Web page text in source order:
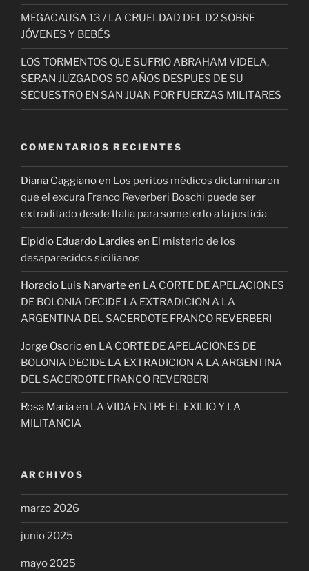
MEGACAUSA 13 / LA CRUELDAD DEL D2 SOBRE
JÓVENES Y BEBÉS
LOS TORMENTOS QUE SUFRIO ABRAHAM VIDELA,
SERAN JUZGADOS 50 AÑOS DESPUES DE SU
SECUESTRO EN SAN JUAN POR FUERZAS MILITARES
COMENTARIOS RECIENTES
Diana Caggianoen Los peritos médicos dictaminaron
que el excura Franco Reverberi Boschi puede ser
extraditado desde Italia para someterlo a la justicia
Elpidio Eduardo Lardies en El misterio de los
desaparecidos sicilianos
Horacio Luis Narvarte en LA CORTE DE APELACIONES
DE BOLONIA DECIDE LA EXTRADICION A LA
ARGENTINA DEL SACERDOTE FRANCO REVERBERI
Jorge Osorioen LA CORTE DE APELACIONES DE
BOLONIA DECIDE LA EXTRADICION A LA ARGENTINA
DEL SACERDOTE FRANCO REVERBERI
Rosa Mariaen LA VIDA ENTRE EL EXILIO Y LA
MILITANCIA
ARCHIVOS
marzo 2026
junio 2025
mayo 2025